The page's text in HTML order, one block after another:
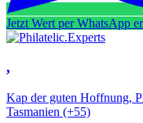
Jetzt Wert per WhatsApp
,
Kap der guten Hoffnung,
Tasmanien (+55)